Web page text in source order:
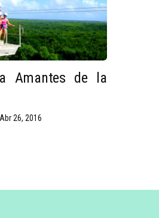
Amantes de la
Abr 26, 2016